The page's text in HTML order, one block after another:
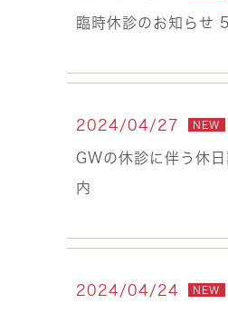
臨時休診のお知らせ
2024/04/27 NEW
GWの休診に伴う休
内
2024/04/24 NEW